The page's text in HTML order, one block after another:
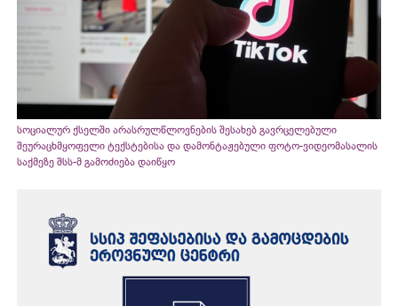
სოციალურ ქსელში არასრულწლოვნების შესახებ გავრცელებული
შეურაცხმყოფელი ტექსტებისა და დამონტაჟებული ფოტო-ვიდეომასალის
საქმეზე შსს-მ გამოძიება დაიწყო